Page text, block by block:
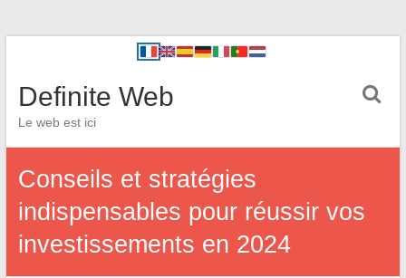
Definite Web
Le web est ici
Conseils et stratégies
indispensables pour réussir vos
investissements en 2024